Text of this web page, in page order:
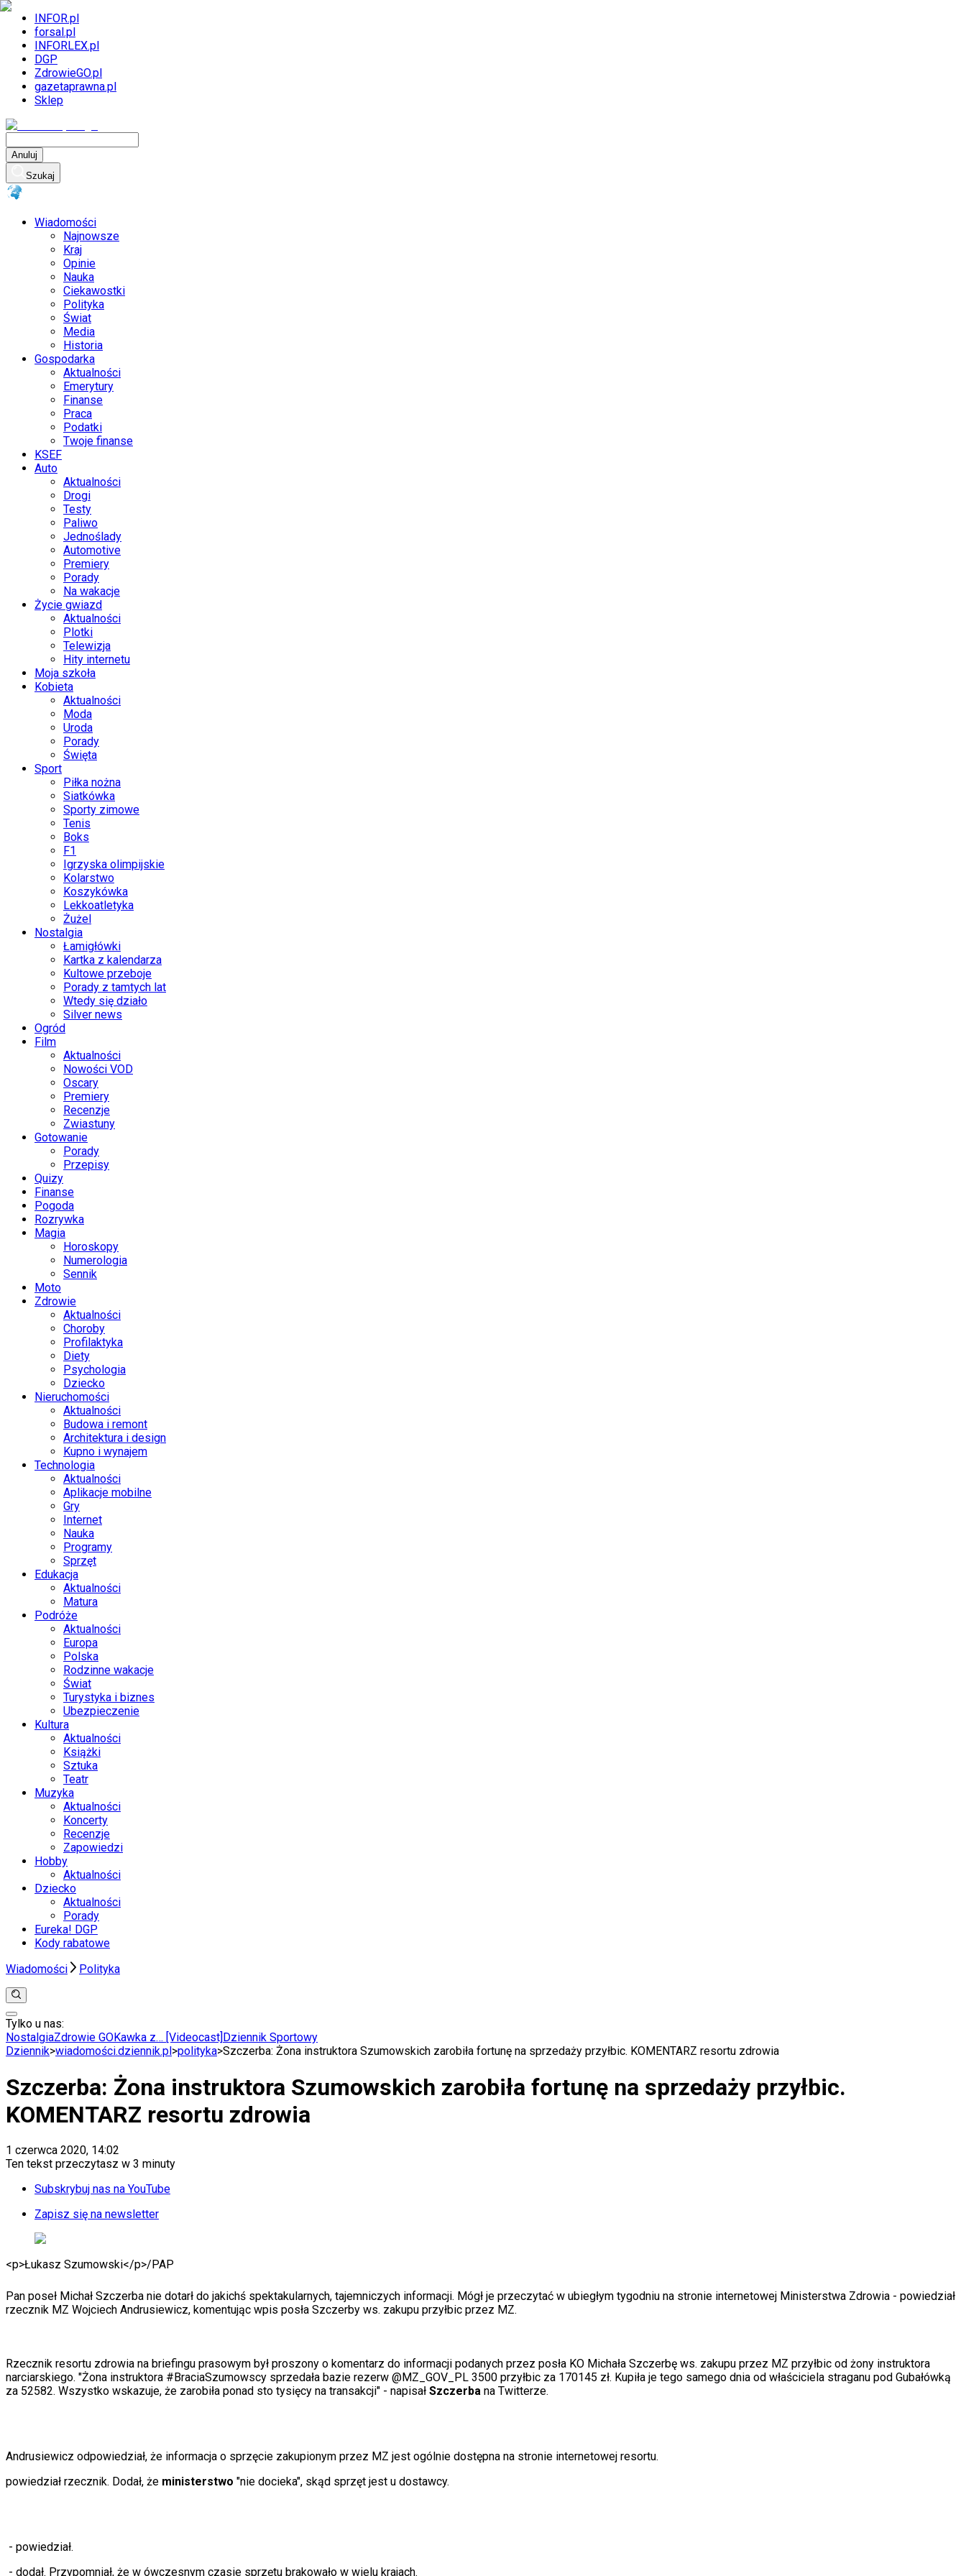
INFOR.pl
forsal.pl
INFORLEX.pl
DGP
ZdrowieGO.pl
gazetaprawna.pl
Sklep
Anuluj
Szukaj
Wiadomości
Najnowsze
Kraj
Opinie
Nauka
Ciekawostki
Polityka
Świat
Media
Historia
Gospodarka
Aktualności
Emerytury
Finanse
Praca
Podatki
Twoje finanse
KSEF
Auto
Aktualności
Drogi
Testy
Paliwo
Jednoślady
Automotive
Premiery
Porady
Na wakacje
Życie gwiazd
Aktualności
Plotki
Telewizja
Hity internetu
Moja szkoła
Kobieta
Aktualności
Moda
Uroda
Porady
Święta
Sport
Piłka nożna
Siatkówka
Sporty zimowe
Tenis
Boks
F1
Igrzyska olimpijskie
Kolarstwo
Koszykówka
Lekkoatletyka
Żużel
Nostalgia
Łamigłówki
Kartka z kalendarza
Kultowe przeboje
Porady z tamtych lat
Wtedy się działo
Silver news
Ogród
Film
Aktualności
Nowości VOD
Oscary
Premiery
Recenzje
Zwiastuny
Gotowanie
Porady
Przepisy
Quizy
Finanse
Pogoda
Rozrywka
Magia
Horoskopy
Numerologia
Sennik
Moto
Zdrowie
Aktualności
Choroby
Profilaktyka
Diety
Psychologia
Dziecko
Nieruchomości
Aktualności
Budowa i remont
Architektura i design
Kupno i wynajem
Technologia
Aktualności
Aplikacje mobilne
Gry
Internet
Nauka
Programy
Sprzęt
Edukacja
Aktualności
Matura
Podróże
Aktualności
Europa
Polska
Rodzinne wakacje
Świat
Turystyka i biznes
Ubezpieczenie
Kultura
Aktualności
Książki
Sztuka
Teatr
Muzyka
Aktualności
Koncerty
Recenzje
Zapowiedzi
Hobby
Aktualności
Dziecko
Aktualności
Porady
Eureka! DGP
Kody rabatowe
Wiadomości
Polityka
Anuluj
Wiadomości
Kraj
Polityka
Nauka
Ciekawostki
Gospodarka
Emerytury
Finanse
Praca
Podatki
Twoje finanse
Finanse
Auto
Auta ekologiczne
Jednoślady
Drogi
Premiery
Testy
Życie gwiazd
Edukacja
Matura
Uroda
Porady
Święta
Tylko u nas:
NostalgiaZdrowie GOKawka z… [Videocast] Dziennik Sportowy
Dziennik>wiadomości.dziennik.pl >polityka>Szczerba: Żona instruktora Szumowskich zarobiła fortunę na sprzedaży przyłbic. KOMENTARZ resortu zdrowia
Szczerba: Żona instruktora Szumowskich zarobiła fortunę na sprzedaży przyłbic.
KOMENTARZ resortu zdrowia
1 czerwca 2020, 14:02
Ten tekst przeczytasz w 3 minuty
Subskrybuj nas na YouTube
Zapisz się na newsletter
<p>Łukasz Szumowski</p>/ PAP
Pan poseł Michał Szczerba nie dotarł do jakichś spektakularnych, tajemniczych informacji. Mógł je przeczytać w ubiegłym tygodniu na stronie internetowej Ministerstwa Zdrowia - powiedział
rzecznik MZ Wojciech Andrusiewicz, komentując wpis posła Szczerby ws. zakupu przyłbic przez MZ.
Rzecznik resortu zdrowia na briefingu prasowym był proszony o komentarz do informacji podanych przez posła KO Michała Szczerbę ws. zakupu przez MZ przyłbic od żony instruktora
narciarskiego. "Żona instruktora #BraciaSzumowscy sprzedała bazie rezerw @MZ_GOV_PL 3500 przyłbic za 170145 zł. Kupiła je tego samego dnia od właściciela straganu pod Gubałówką
za 52582. Wszystko wskazuje, że zarobiła ponad sto tysięcy na transakcji" - napisał Szczerba na Twitterze.
Andrusiewicz odpowiedział, że informacja o sprzęcie zakupionym przez MZ jest ogólnie dostępna na stronie internetowej resortu.
powiedział rzecznik. Dodał, że ministerstwo "nie docieka", skąd sprzęt jest u dostawcy.
- powiedział.
- dodał. Przypomniał, że w ówczesnym czasie sprzętu brakowało w wielu krajach.